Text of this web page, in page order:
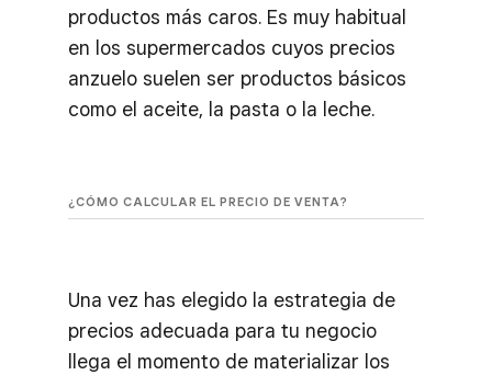
productos más caros. Es muy habitual
en los supermercados cuyos precios
anzuelo suelen ser productos básicos
como el aceite, la pasta o la leche.
¿CÓMO CALCULAR EL PRECIO DE VENTA?
Una vez has elegido la estrategia de
precios adecuada para tu negocio
llega el momento de materializar los